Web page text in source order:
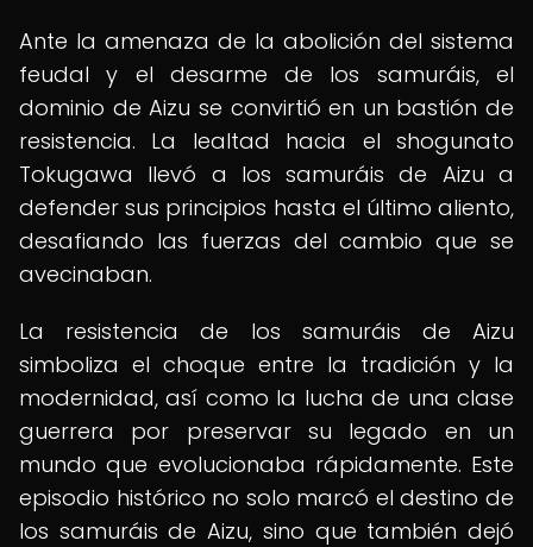
Ante la amenaza de la abolición del sistema
feudal y el desarme de los samuráis, el
dominio de Aizu se convirtió en un bastión de
resistencia. La lealtad hacia el shogunato
Tokugawa llevó a los samuráis de Aizu a
defender sus principios hasta el último aliento,
desafiando las fuerzas del cambio que se
avecinaban.
La resistencia de los samuráis de Aizu
simboliza el choque entre la tradición y la
modernidad, así como la lucha de una clase
guerrera por preservar su legado en un
mundo que evolucionaba rápidamente. Este
episodio histórico no solo marcó el destino de
los samuráis de Aizu, sino que también dejó